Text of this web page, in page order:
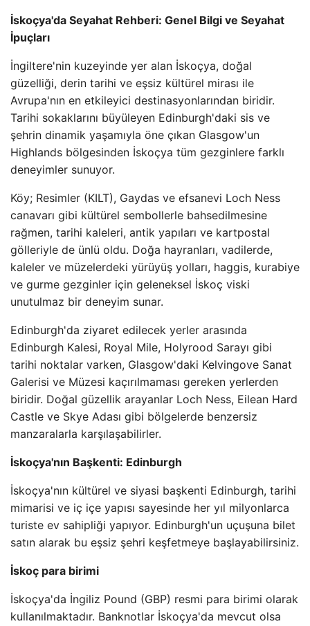
İskoçya'da Seyahat Rehberi: Genel Bilgi ve Seyahat
İpuçları
İngiltere'nin kuzeyinde yer alan İskoçya, doğal
güzelliği, derin tarihi ve eşsiz kültürel mirası ile
Avrupa'nın en etkileyici destinasyonlarından biridir.
Tarihi sokaklarını büyüleyen Edinburgh'daki sis ve
şehrin dinamik yaşamıyla öne çıkan Glasgow'un
Highlands bölgesinden İskoçya tüm gezginlere farklı
deneyimler sunuyor.
Köy; Resimler (KILT), Gaydas ve efsanevi Loch Ness
canavarı gibi kültürel sembollerle bahsedilmesine
rağmen, tarihi kaleleri, antik yapıları ve kartpostal
gölleriyle de ünlü oldu. Doğa hayranları, vadilerde,
kaleler ve müzelerdeki yürüyüş yolları, haggis, kurabiye
ve gurme gezginler için geleneksel İskoç viski
unutulmaz bir deneyim sunar.
Edinburgh'da ziyaret edilecek yerler arasında
Edinburgh Kalesi, Royal Mile, Holyrood Sarayı gibi
tarihi noktalar varken, Glasgow'daki Kelvingove Sanat
Galerisi ve Müzesi kaçırılmaması gereken yerlerden
biridir. Doğal güzellik arayanlar Loch Ness, Eilean Hard
Castle ve Skye Adası gibi bölgelerde benzersiz
manzaralarla karşılaşabilirler.
İskoçya'nın Başkenti: Edinburgh
İskoçya'nın kültürel ve siyasi başkenti Edinburgh, tarihi
mimarisi ve iç içe yapısı sayesinde her yıl milyonlarca
turiste ev sahipliği yapıyor. Edinburgh'un uçuşuna bilet
satın alarak bu eşsiz şehri keşfetmeye başlayabilirsiniz.
İskoç para birimi
İskoçya'da İngiliz Pound (GBP) resmi para birimi olarak
kullanılmaktadır. Banknotlar İskoçya'da mevcut olsa